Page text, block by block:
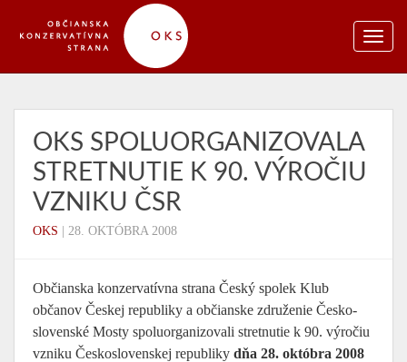
OKS SPOLUORGANIZOVALA
STRETNUTIE K 90. VÝROČIU
VZNIKU ČSR
OKS 28. OKTÓBRA 2008
Občianska konzervatívna strana Český spolek Klub
občanov Českej republiky a občianske združenie Česko-
slovenské Mosty spoluorganizovali stretnutie k 90. výročiu
vzniku Československej republiky dňa 28. októbra 2008